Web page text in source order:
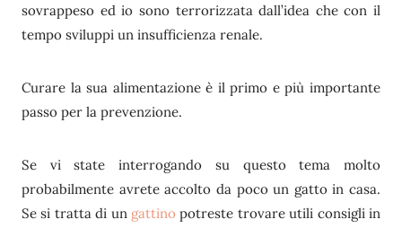
sovrappeso ed io sono terrorizzata dall’idea che con il
tempo sviluppi un insufficienza renale.
Curare la sua alimentazione è il primo e più importante
passo per la prevenzione.
Se vi state interrogando su questo tema molto
probabilmente avrete accolto da poco un gatto in casa.
Se si tratta di un gattino potreste trovare utili consigli in